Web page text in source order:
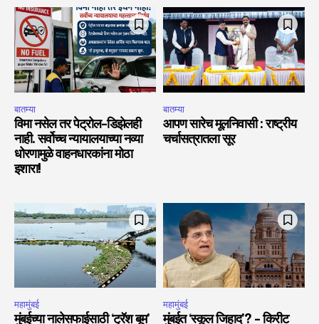
बातम्या
विमा नसेल तर पेट्रोल-डिझेलही
नाही. सर्वोच्च न्यायालयाच्या नव्या
धोरणामुळे वाहनधारकांना मोठा
इशारा!
बातम्या
आपण सारेच मूलनिवासी : राष्ट्रीय
चर्चासत्रातला सूर
महामुंबई
मुंबईच्या नालेसफाईसाठी ‘ट्रॅश बूम’
महामुंबई
मुंबईत ‘स्कूल जिहाद’? – किरीट